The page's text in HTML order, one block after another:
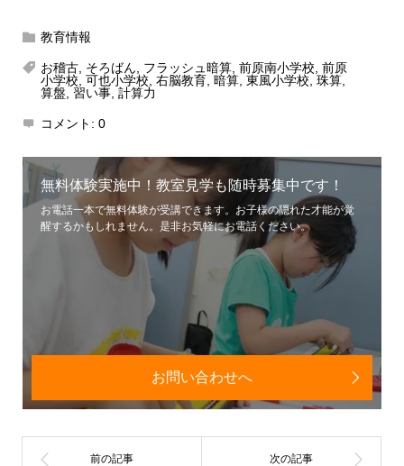
教育情報
お稽古, そろばん フラッシュ暗算, 前原南小学校 前原
小学校 可也小学校 右脳教育, 暗算, 東風小学校 珠算,
算盤 習い事, 計算力
コメント: 0
無料体験実施中！教室見学も随時募集中です！
お電話一本で無料体験が受講できます。お子様の隠れた才能が覚
醒するかもしれません。是非お気軽にお電話ください。
お問い合わせへ